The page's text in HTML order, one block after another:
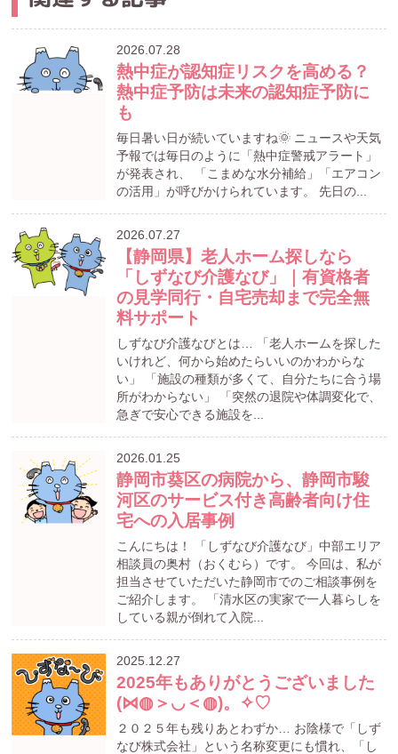
2026.07.28
熱中症が認知症リスクを高める？
熱中症予防は未来の認知症予防に
も
毎日暑い日が続いていますね🌞 ニュースや天気
予報では毎日のように「熱中症警戒アラート」
が発表され、 「こまめな水分補給」「エアコン
の活用」が呼びかけられています。 先日の...
2026.07.27
【静岡県】老人ホーム探しなら
「しずなび介護なび」｜有資格者
の見学同行・自宅売却まで完全無
料サポート
しずなび介護なびとは… 「老人ホームを探した
いけれど、何から始めたらいいのかわからな
い」 「施設の種類が多くて、自分たちに合う場
所がわからない」 「突然の退院や体調変化で、
急ぎで安心できる施設を...
2026.01.25
静岡市葵区の病院から、静岡市駿
河区のサービス付き高齢者向け住
宅への入居事例
こんにちは！ 「しずなび介護なび」中部エリア
相談員の奥村（おくむら）です。 今回は、私が
担当させていただいた静岡市でのご相談事例を
ご紹介します。 「清水区の実家で一人暮らしを
している親が倒れて入院...
2025.12.27
2025年もありがとうございました
(⋈◍＞◡＜◍)。✧♡
２０２５年も残りあとわずか… お陰様で「しず
なび株式会社」という名称変更にも慣れ、「し